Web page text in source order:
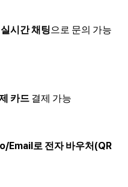
실시간 채팅으로 문의 가능
카드 결제 가능
Email로 전자 바우처(QR